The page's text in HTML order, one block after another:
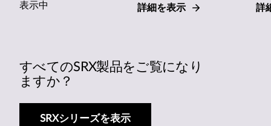
表示中 詳細を表示 詳
すべてのSRX製品をご覧になり
ますか？
SRXシリーズを表示